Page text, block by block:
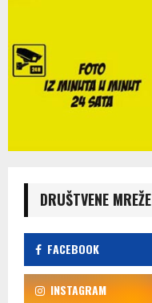
DRUŠTVENE MREŽE
FACEBOOK
INSTAGRAM